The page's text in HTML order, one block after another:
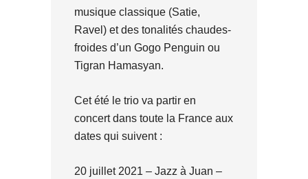
musique classique (Satie,
Ravel) et des tonalités chaudes-
froides d’un Gogo Penguin ou
Tigran Hamasyan.
Cet été le trio va partir en
concert dans toute la France aux
dates qui suivent :
20 juillet 2021 – Jazz à Juan –